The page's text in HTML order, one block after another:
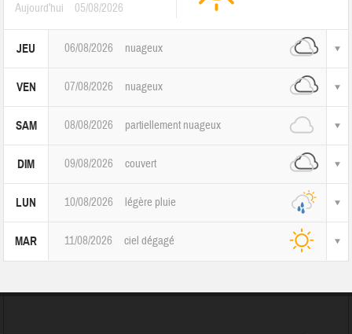
Aujourd'hui 05/08/2026
JEU 06/08/2026 nuageux
VEN 07/08/2026 nuageux
SAM 08/08/2026 partiellement nuageux
DIM 09/08/2026 couvert
LUN 10/08/2026 légère pluie
MAR 11/08/2026 ciel dégagé